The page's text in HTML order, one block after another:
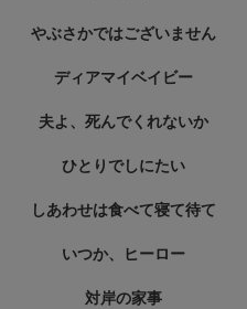
やぶさかではございません
ディアマイベイビー
夫よ、死んでくれないか
ひとりでしにたい
しあわせは食べて寝て待て
いつか、ヒーロー
対岸の家事